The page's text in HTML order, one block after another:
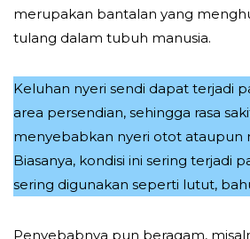
merupakan bantalan yang
tulang dalam tubuh manusia.
Keluhan nyeri sendi dapat terjadi
area persendian, sehingga rasa
menyebabkan nyeri otot ataupun
Biasanya, kondisi ini sering terjadi
sering digunakan seperti lutut,
Penyebabnya pun beragam,